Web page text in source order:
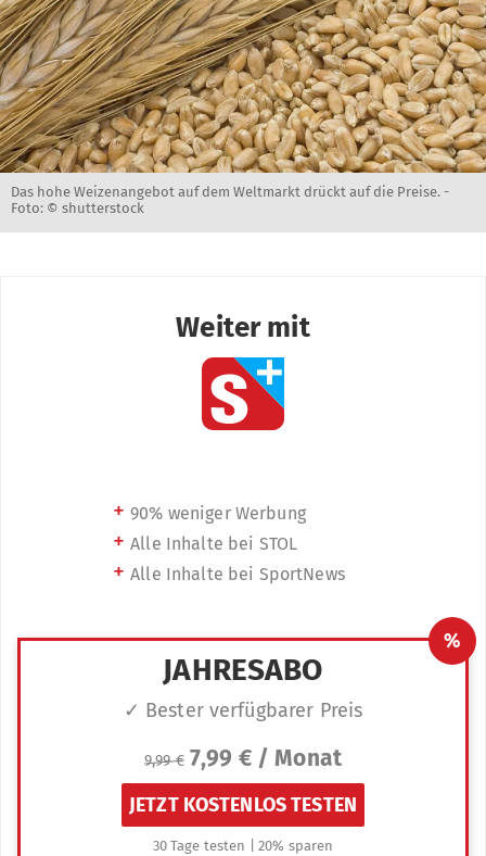
Das hohe Weizenangebot auf dem Weltmarkt drückt auf die Preise. -
Foto: © shutterstock